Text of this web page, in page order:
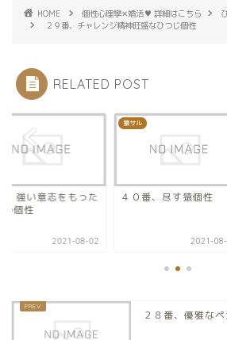
HOME 個性心理學✕婚活♥ 詳細はこちら
２９番、チャレンジ精神旺盛なひつじ個性
RELATED POST
、強い意志をもった
か個性
2021-08-02
猿サル
４０番、尽す猿個性
2021-
２８番、優雅な